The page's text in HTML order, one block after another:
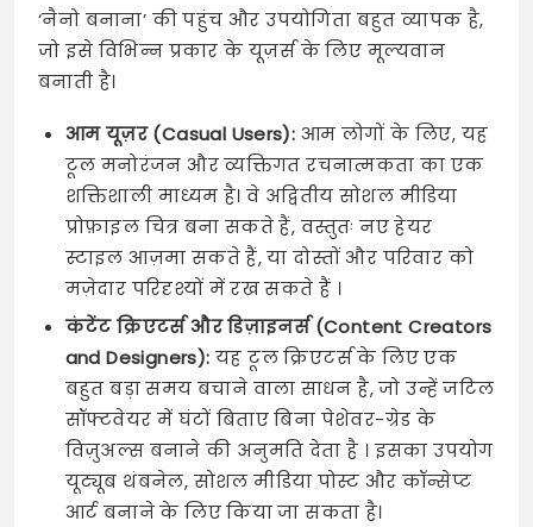
‘नैनो बनाना’ की पहुंच और उपयोगिता बहुत व्यापक है,
जो इसे विभिन्न प्रकार के यूज़र्स के लिए मूल्यवान
बनाती है।
आम यूज़र (Casual Users): आम लोगों के लिए, यह
टूल मनोरंजन और व्यक्तिगत रचनात्मकता का एक
शक्तिशाली माध्यम है। वे अद्वितीय सोशल मीडिया
प्रोफ़ाइल चित्र बना सकते हैं, वस्तुतः नए हेयर
स्टाइल आज़मा सकते हैं, या दोस्तों और परिवार को
मज़ेदार परिदृश्यों में रख सकते हैं ।
कंटेंट क्रिएटर्स और डिज़ाइनर्स (Content Creators
and Designers): यह टूल क्रिएटर्स के लिए एक
बहुत बड़ा समय बचाने वाला साधन है, जो उन्हें जटिल
सॉफ्टवेयर में घंटों बिताए बिना पेशेवर-ग्रेड के
विज़ुअल्स बनाने की अनुमति देता है । इसका उपयोग
यूट्यूब थंबनेल, सोशल मीडिया पोस्ट और कॉन्सेप्ट
आर्ट बनाने के लिए किया जा सकता है।